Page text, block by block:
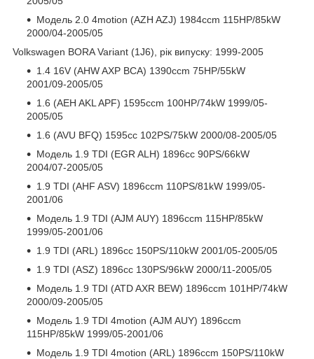
Модель 2.0 4motion (AZH AZJ) 1984ccm 115HP/85kW
2000/04-2005/05
Volkswagen BORA Variant (1J6), рік випуску: 1999-2005
1.4 16V (AHW AXP BCA) 1390ccm 75HP/55kW
2001/09-2005/05
1.6 (AEH AKL APF) 1595ccm 100HP/74kW 1999/05-
2005/05
1.6 (AVU BFQ) 1595cc 102PS/75kW 2000/08-2005/05
Модель 1.9 TDI (EGR ALH) 1896cc 90PS/66kW
2004/07-2005/05
1.9 TDI (AHF ASV) 1896ccm 110PS/81kW 1999/05-
2001/06
Модель 1.9 TDI (AJM AUY) 1896ccm 115HP/85kW
1999/05-2001/06
1.9 TDI (ARL) 1896cc 150PS/110kW 2001/05-2005/05
1.9 TDI (ASZ) 1896cc 130PS/96kW 2000/11-2005/05
Модель 1.9 TDI (ATD AXR BEW) 1896ccm 101HP/74kW
2000/09-2005/05
Модель 1.9 TDI 4motion (AJM AUY) 1896ccm
115HP/85kW 1999/05-2001/06
Модель 1.9 TDI 4motion (ARL) 1896ccm 150PS/110kW